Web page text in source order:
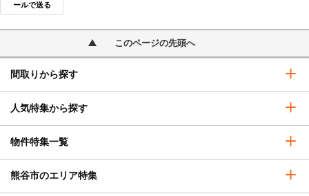
ールで送る
このページの先頭へ
間取りから探す
人気特集から探す
物件特集一覧
熊谷市のエリア特集